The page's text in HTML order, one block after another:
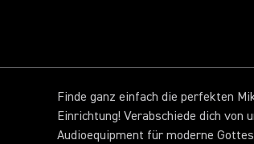
Finde ganz einfach die perfekten
Einrichtung! Verabschiede dich von
Audioequipment für moderne